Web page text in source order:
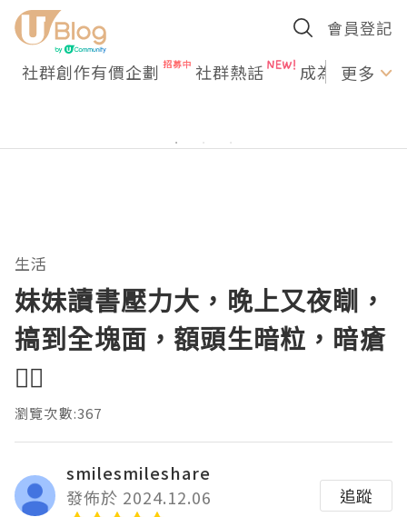
會員登記
社群創作有價企劃 社群熱話 成為U更多
生活
妹妹讀書壓力大，晚上又夜瞓，
搞到全塊面，額頭生暗粒，暗瘡
😮‍💨
瀏覽次數:367
smilesmileshare
發佈於 2024.12.06
追蹤